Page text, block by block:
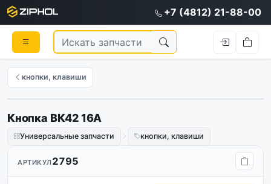
+7 (4812) 21-88-00
кнопки, клавиши
Кнопка ВК42 16А
Универсальные запчасти кнопки, клавиши
АРТИКУЛ2795